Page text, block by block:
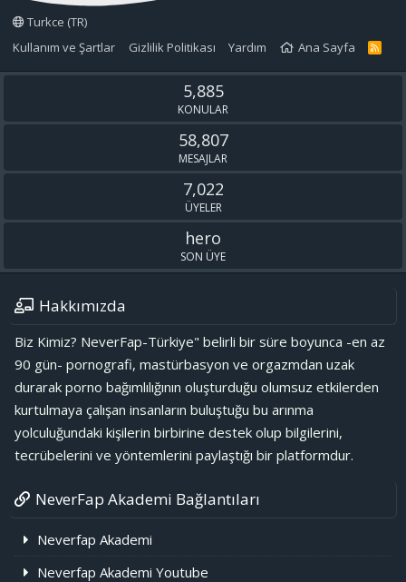
Turkce (TR)
Kullanım ve Şartlar
Gizlilik Politikası Yardım Ana Sayfa
R
S
5,885
KONULAR
58,807
MESAJLAR
7,022
ÜYELER
hero
SON ÜYE
Hakkımızda
Biz Kimiz? NeverFap-Türkiye" belirli bir süre boyunca -en az
90 gün- pornografi, mastürbasyon ve orgazmdan uzak
durarak porno bağımlılığının oluşturduğu olumsuz etkilerden
kurtulmaya çalışan insanların buluştuğu bu arınma
yolculuğundaki kişilerin birbirine destek olup bilgilerini,
tecrübelerini ve yöntemlerini paylaştığı bir platformdur.
NeverFap Akademi Bağlantıları
Neverfap Akademi
Neverfap Akademi Youtube